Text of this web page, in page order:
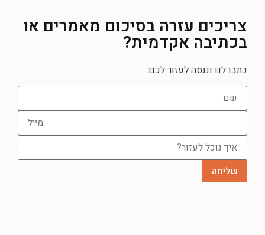
צריכים עזרה בסיכום מאמרים או
בכתיבה אקדמית?
כתבו לנו וננסה לעזור לכם: